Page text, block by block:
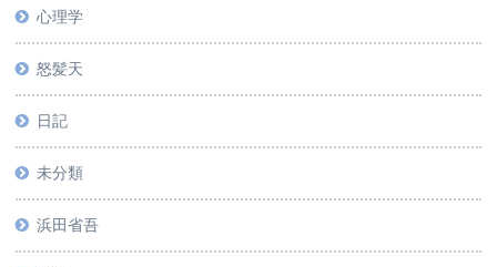
心理学
怒髪天
日記
未分類
浜田省吾